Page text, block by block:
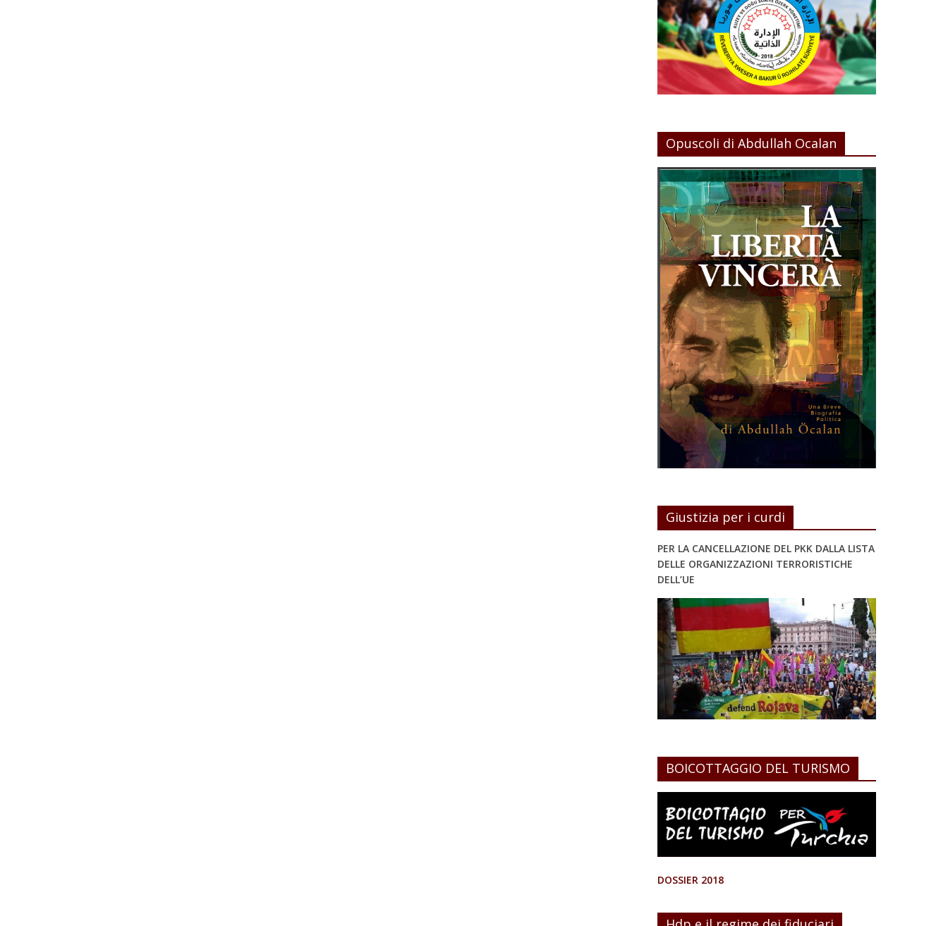
Opuscoli di Abdullah Ocalan
Giustizia per i curdi
PER LA CANCELLAZIONE DEL PKK DALLA LISTA
DELLE ORGANIZZAZIONI TERRORISTICHE
DELL’UE
BOICOTTAGGIO DEL TURISMO
DOSSIER 2018